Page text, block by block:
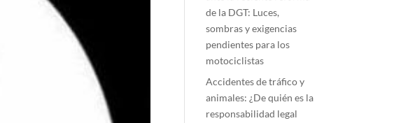
de la DGT: Luces,
sombras y exigencias
pendientes para los
motociclistas
Accidentes de tráfico y
animales: ¿De quién es la
responsabilidad legal